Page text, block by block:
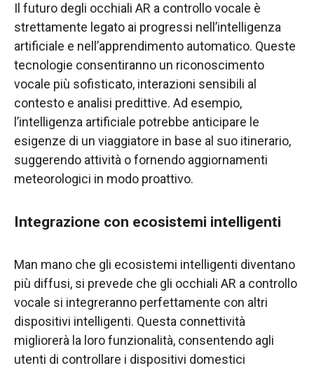
Il futuro degli occhiali AR a controllo vocale è
strettamente legato ai progressi nell’intelligenza
artificiale e nell’apprendimento automatico. Queste
tecnologie consentiranno un riconoscimento
vocale più sofisticato, interazioni sensibili al
contesto e analisi predittive. Ad esempio,
l’intelligenza artificiale potrebbe anticipare le
esigenze di un viaggiatore in base al suo itinerario,
suggerendo attività o fornendo aggiornamenti
meteorologici in modo proattivo.
Integrazione con ecosistemi intelligenti
Man mano che gli ecosistemi intelligenti diventano
più diffusi, si prevede che gli occhiali AR a controllo
vocale si integreranno perfettamente con altri
dispositivi intelligenti. Questa connettività
migliorerà la loro funzionalità, consentendo agli
utenti di controllare i dispositivi domestici